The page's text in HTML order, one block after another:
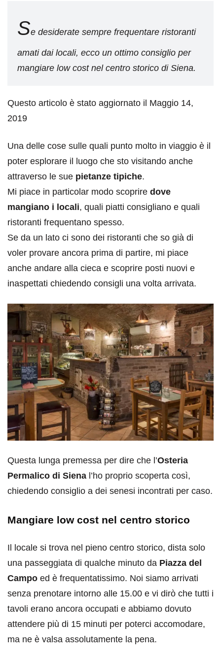
Se desiderate sempre frequentare ristoranti
amati dai locali, ecco un ottimo consiglio per
mangiare low cost nel centro storico di Siena.
Questo articolo è stato aggiornato il Maggio 14,
2019
Una delle cose sulle quali punto molto in viaggio è il
poter esplorare il luogo che sto visitando anche
attraverso le sue pietanze tipiche.
Mi piace in particolar modo scoprire dove
mangiano i locali, quali piatti consigliano e quali
ristoranti frequentano spesso.
Se da un lato ci sono dei ristoranti che so già di
voler provare ancora prima di partire, mi piace
anche andare alla cieca e scoprire posti nuovi e
inaspettati chiedendo consigli una volta arrivata.
Questa lunga premessa per dire che l’Osteria
Permalico di Siena l’ho proprio scoperta così,
chiedendo consiglio a dei senesi incontrati per caso.
Mangiare low cost nel centro storico
Il locale si trova nel pieno centro storico, dista solo
una passeggiata di qualche minuto da Piazza del
Campo ed è frequentatissimo. Noi siamo arrivati
senza prenotare intorno alle 15.00 e vi dirò che tutti i
tavoli erano ancora occupati e abbiamo dovuto
attendere più di 15 minuti per poterci accomodare,
ma ne è valsa assolutamente la pena.